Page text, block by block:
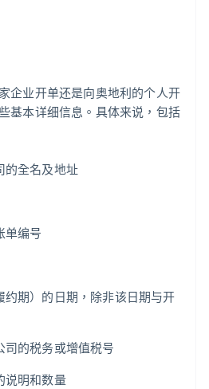
企业开单还是向奥地利的个人开
基本详细信息。具体来说，包括
的全名及地址
单编号
约期）的日期，除非该日期与开
的税务或增值税号
说明和数量